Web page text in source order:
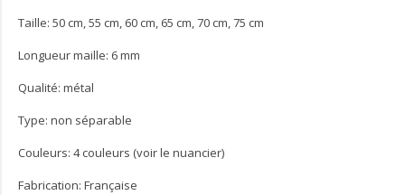
Taille: 50 cm, 55 cm, 60 cm, 65 cm, 70 cm, 75 cm
Longueur maille: 6 mm
Qualité: métal
Type: non séparable
Couleurs: 4 couleurs (voir le nuancier)
Fabrication: Française